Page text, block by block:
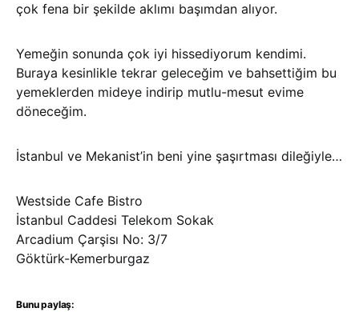
çok fena bir şekilde aklımı başımdan alıyor.
Yemeğin sonunda çok iyi hissediyorum kendimi.
Buraya kesinlikle tekrar geleceğim ve bahsettiğim bu
yemeklerden mideye indirip mutlu-mesut evime
döneceğim.
İstanbul ve Mekanist’in beni yine şaşırtması dileğiyle…
Westside Cafe Bistro
İstanbul Caddesi Telekom Sokak
Arcadium Çarşisı No: 3/7
Göktürk-Kemerburgaz
Bunu paylaş: